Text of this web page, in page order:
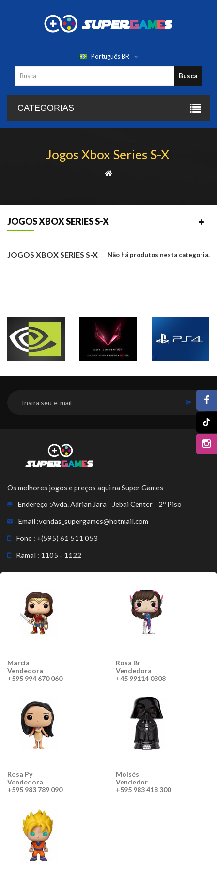
Português BR
Busca
CATEGORIAS
Jogos Xbox Series S-X
JOGOS XBOX SERIES S-X
JOGOS XBOX SERIES S-X Não há produtos nesta categoria.
Os melhores jogos e preços aqui na Super Games
Endereço :Avda. Adrian Jara - Jebai Center - 2º Piso
Email :vendas_supergames@hotmail.com
Fone : +(595) 61 511 053
Ramal : 1105 - 1122
Marcia
Vendedora
+595 994 670 060
Rosa Br
Vendedora
+45 99114 0308
Rosa Py
Vendedora
+595 983 789 090
Moisés
Vendedor
+595 983 418 300